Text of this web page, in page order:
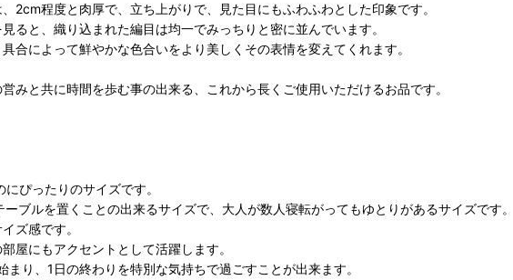
2cm程度と肉厚で、立ち上がりで、見た目にもふわふわとした印象です。
ると、織り込まれた編目は均一でみっちりと密に並んでいます。
合によって鮮やかな色合いをより美しくその表情を変えてくれます。
みと共に時間を歩む事の出来る、これから長くご使用いただけるお品です。
ぴったりのサイズです。
ブルを置くことの出来るサイズで、大人が数人寝転がってもゆとりがあるサイズです。
ズ感です。
屋にもアクセントとして活躍します。
り、1日の終わりを特別な気持ちで過ごすことが出来ます。